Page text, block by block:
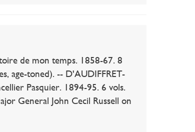
de mon temps. 1858-67. 8
age-toned). -- D'AUDIFFRET-
Pasquier. 1894-95. 6 vols.
General John Cecil Russell on